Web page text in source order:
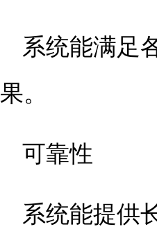
系统能满足
果。
可靠性
系统能提供